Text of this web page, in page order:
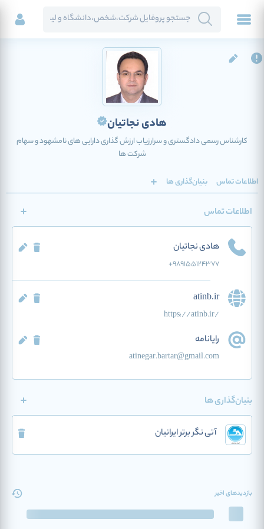
هادی نجاتیان
کارشناس رسمی دادگستری و سرارزیاب ارزش گذاری دارایی های نامشهود و سهام
شرکت ها
اطلاعات تماس بنیان‌گذاری ها
اطلاعات تماس
هادی نجاتیان
+989155124377
atinb.ir
https://atinb.ir/
رایانامه
atinegar.bartar@gmail.com
بنیان‌گذاری ها
آتی نگر برتر ایرانیان
بازدیدهای اخیر